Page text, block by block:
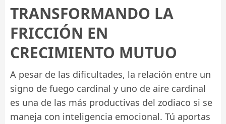
TRANSFORMANDO LA
FRICCIÓN EN
CRECIMIENTO MUTUO
A pesar de las dificultades, la relación entre un
signo de fuego cardinal y uno de aire cardinal
es una de las más productivas del zodiaco si se
maneja con inteligencia emocional. Tú aportas